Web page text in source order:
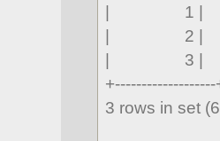
| 1 |
| 2 |
| 3 |
+-------------------
3 rows in set